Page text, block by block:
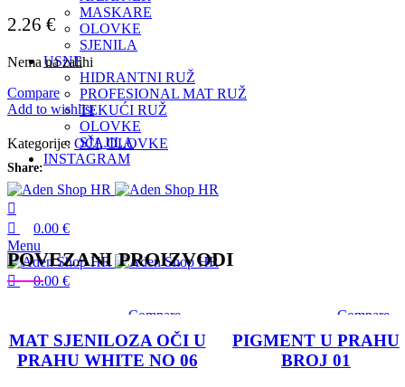
MASKARE
OLOVKE
SJENILA
USNE
HIDRANTNI RUŽ
PROFESIONAL MAT RUŽ
TEKUĆI RUŽ
OLOVKE
SJAJILA
INSTAGRAM
0.00 €
Menu
0.00 €
2.26 €
Nema na zalihi
Compare
Add to wishlist
Kategorije: OČI, OLOVKE
Share:
POVEZANI PROIZVODI
Compare
Quick view
Add to wishlist
MAT SJENILOZA OČI U
PRAHU WHITE NO 06
Compare
Quick view
Add to
PIGMENT U PRAHU
BROJ 01